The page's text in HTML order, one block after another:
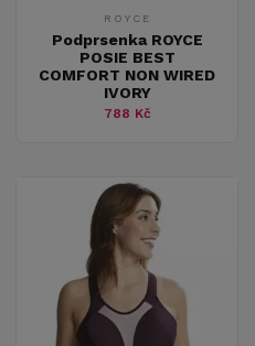
ROYCE
Podprsenka ROYCE
POSIE BEST
COMFORT NON WIRED
IVORY
788 Kč